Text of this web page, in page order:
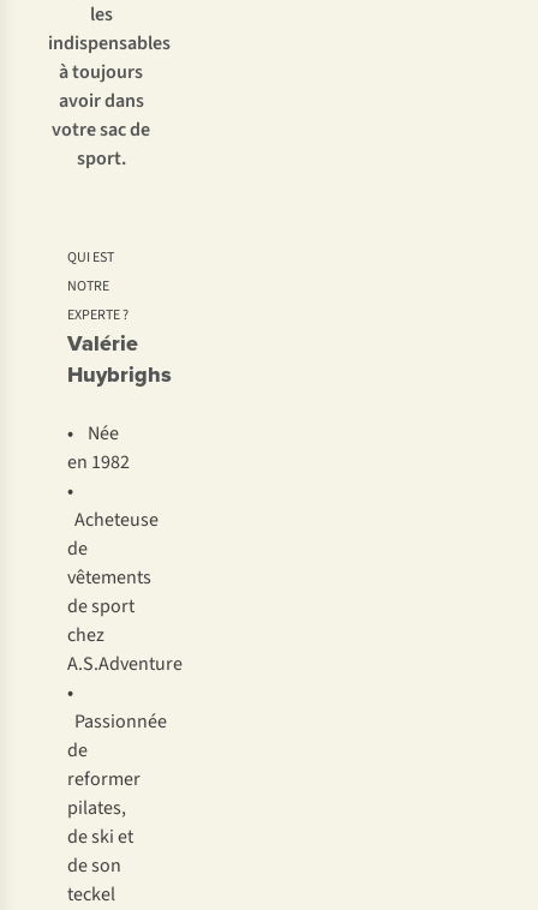
les
indispensables
à toujours
avoir dans
votre sac de
sport.
QUI EST
NOTRE
EXPERTE ?
Valérie
Huybrighs
• Née
en 1982
•
Acheteuse
de
vêtements
de sport
chez
A.S.Adventure
•
Passionnée
de
reformer
pilates,
de ski et
de son
teckel